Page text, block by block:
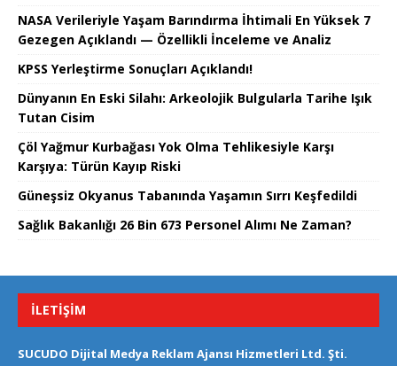
NASA Verileriyle Yaşam Barındırma İhtimali En Yüksek 7
Gezegen Açıklandı — Özellikli İnceleme ve Analiz
KPSS Yerleştirme Sonuçları Açıklandı!
Dünyanın En Eski Silahı: Arkeolojik Bulgularla Tarihe Işık
Tutan Cisim
Çöl Yağmur Kurbağası Yok Olma Tehlikesiyle Karşı
Karşıya: Türün Kayıp Riski
Güneşsiz Okyanus Tabanında Yaşamın Sırrı Keşfedildi
Sağlık Bakanlığı 26 Bin 673 Personel Alımı Ne Zaman?
İLETIŞIM
SUCUDO Dijital Medya Reklam Ajansı Hizmetleri Ltd. Şti.